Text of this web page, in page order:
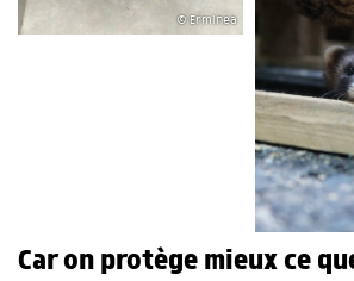
© Erminea
Car on protège mieux ce